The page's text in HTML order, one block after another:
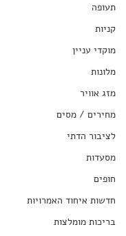
תעופה
קניות
מוקדי עניין
מלונות
מזג אוויר
מחירים / מסים
לציבור הדתי
מסעדות
חופים
חדשות איחוד האמרויות
בריכות מומלצות